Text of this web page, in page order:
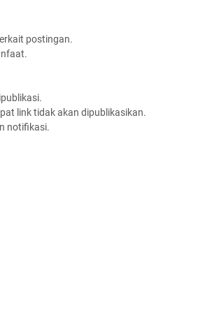
postingan.
link tidak akan dipublikasikan.
notifikasi.